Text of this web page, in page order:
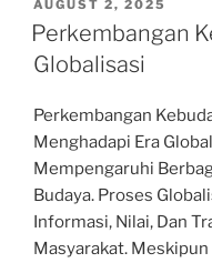
POSTED
ON
AUGUST 2, 2025
Perkembangan
Globalisasi
Perkembangan
Menghadapi Era
Mempengaruhi
Budaya. Proses
Informasi, Nilai, Dan
Masyarakat.